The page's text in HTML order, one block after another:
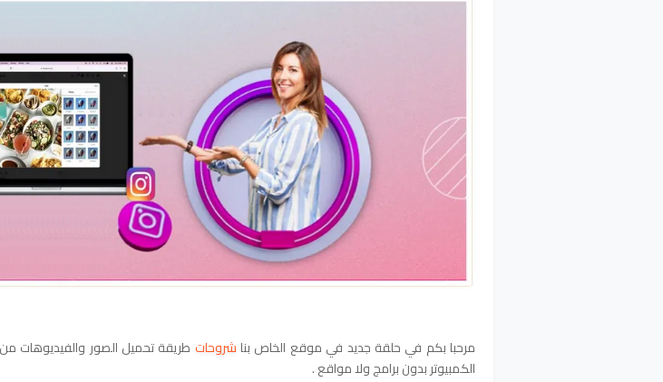
مرحبا بكم في حلقة جديد في موقع الخاص بنا شروحات طريقة تحميل الصور والفيديوهات
الكمبيوتر بدون برامج ولا مواقع .